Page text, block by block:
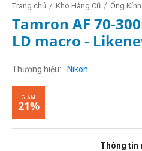
Trang chủ / Kho Hàng Cũ / Ống
Tokina - Tamron - Sigma (Hàng cũ) /
Tamron AF 70-
LD macro -
Thương hiệu Nikon
21%
Thông tin